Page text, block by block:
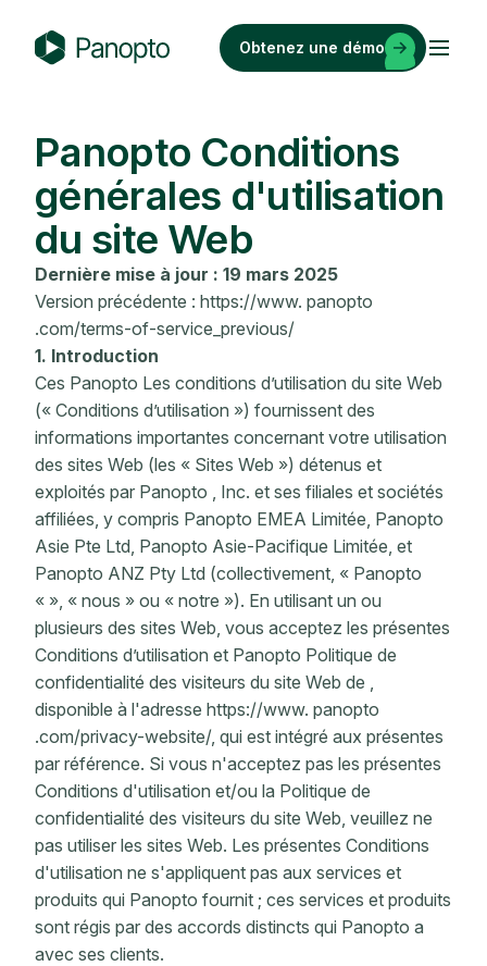
o
p
t
o
Obtenez une démo
Panopto Conditions
générales d'utilisation
du site Web
Dernière mise à jour : 19 mars 2025
Version précédente : https://www. panopto
.com/terms-of-service_previous/
1. Introduction
Ces Panopto Les conditions d’utilisation du site Web
(« Conditions d’utilisation ») fournissent des
informations importantes concernant votre utilisation
des sites Web (les « Sites Web ») détenus et
exploités par Panopto , Inc. et ses filiales et sociétés
affiliées, y compris Panopto EMEA Limitée, Panopto
Asie Pte Ltd, Panopto Asie-Pacifique Limitée, et
Panopto ANZ Pty Ltd (collectivement, « Panopto
« », « nous » ou « notre »). En utilisant un ou
plusieurs des sites Web, vous acceptez les présentes
Conditions d’utilisation et Panopto Politique de
confidentialité des visiteurs du site Web de ,
disponible à l'adresse https://www. panopto
.com/privacy-website/, qui est intégré aux présentes
par référence. Si vous n'acceptez pas les présentes
Conditions d'utilisation et/ou la Politique de
confidentialité des visiteurs du site Web, veuillez ne
pas utiliser les sites Web. Les présentes Conditions
d'utilisation ne s'appliquent pas aux services et
produits qui Panopto fournit ; ces services et produits
sont régis par des accords distincts qui Panopto a
avec ses clients.